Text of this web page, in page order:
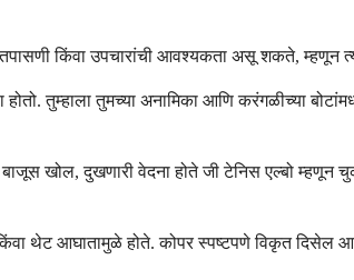
तपासणी किंवा उपचारांची आवश्यकता असू शकते, म्हणून
तुम्हाला तुमच्या अनामिका आणि करंगळीच्या
बाजूस खोल, दुखणारी वेदना होते जी टेनिस एल्बो
थेट आघातामुळे होते. कोपर स्पष्टपणे विकृत दिसेल